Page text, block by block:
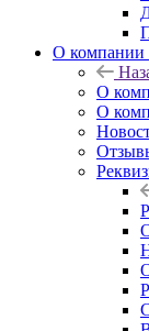
О компании
О
О